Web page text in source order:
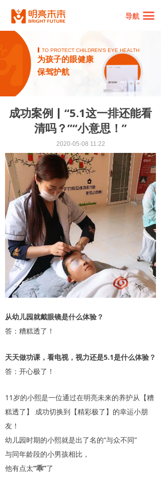
导航 끀
网站首页
明星产品
品牌故事
品牌资讯
线下门店
成功案例▏“5.1这一排还能看
清吗？”“小意思！”
从幼儿园就戴眼镜是什么体验？
答：糟糕透了！
天天做功课，看电视，视力还是5.1是什么体验？
答：开心极了！
11岁的小熙是一位通过在明亮未来的养护从【糟
糕透了】 成功切换到【精彩极了】的幸运小朋
友！
幼儿园时期的小熙就是出了名的“与众不同”
与同年龄段的小男孩相比，
他有点太“乖”了
2020-05-08 11:22
为孩子的眼健康
保驾护航
TO PROTECT CHILDREN'S EYE HEALTH